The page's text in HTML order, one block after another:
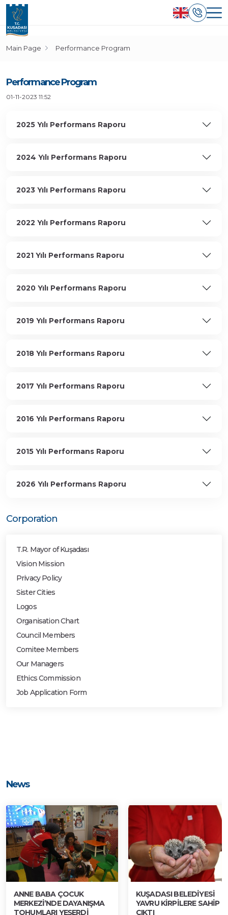
Main Page Performance Program
Performance Program
01-11-2023 11:52
2025 Yılı Performans Raporu
2024 Yılı Performans Raporu
2023 Yılı Performans Raporu
2022 Yılı Performans Raporu
2021 Yılı Performans Raporu
2020 Yılı Performans Raporu
2019 Yılı Performans Raporu
2018 Yılı Performans Raporu
2017 Yılı Performans Raporu
2016 Yılı Performans Raporu
2015 Yılı Performans Raporu
2026 Yılı Performans Raporu
Corporation
T.R. Mayor of Kuşadası
Vision Mission
Privacy Policy
Sister Cities
Logos
Organisation Chart
Council Members
Comitee Members
Our Managers
Ethics Commission
Job Application Form
News
ANNE BABA ÇOCUK
MERKEZİ’NDE DAYANIŞMA
TOHUMLARI YEŞERDİ
KUŞADASI BELEDİYESİ
YAVRU KİRPİLERE SAHİP
ÇIKTI